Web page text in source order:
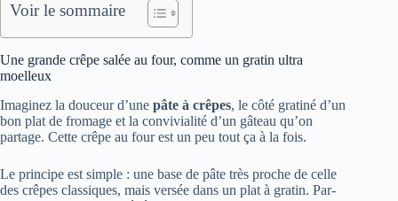
Voir le sommaire
Une grande crêpe salée au four, comme un gratin ultra
moelleux
Imaginez la douceur d’une pâte à crêpes, le côté gratiné d’un
bon plat de fromage et la convivialité d’un gâteau qu’on
partage. Cette crêpe au four est un peu tout ça à la fois.
Le principe est simple : une base de pâte très proche de celle
des crêpes classiques, mais versée dans un plat à gratin. Par-